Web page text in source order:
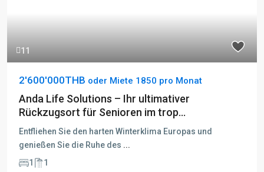
11
2'600'000THB oder Miete 1850 pro Monat
Anda Life Solutions – Ihr ultimativer
Rückzugsort für Senioren im trop...
Entfliehen Sie den harten Winterklima Europas und
genießen Sie die Ruhe des ...
1
1